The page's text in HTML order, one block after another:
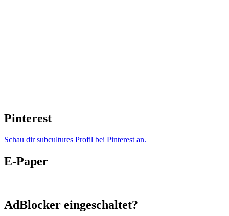
Pinterest
Schau dir subcultures Profil bei Pinterest an.
E-Paper
AdBlocker eingeschaltet?